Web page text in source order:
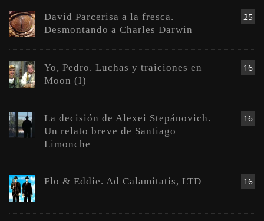
25
David Parcerisa a la fresca.
Desmontando a Charles Darwin
16
Yo, Pedro. Luchas y traiciones en
Moon (I)
16
La decisión de Alexei Stepánovich.
Un relato breve de Santiago
Limonche
16
Flo & Eddie. Ad Calamitatis, LTD